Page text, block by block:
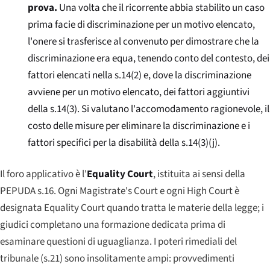
prova. Una volta che il ricorrente abbia stabilito un caso
prima facie di discriminazione per un motivo elencato,
l'onere si trasferisce al convenuto per dimostrare che la
discriminazione era equa, tenendo conto del contesto, dei
fattori elencati nella s.14(2) e, dove la discriminazione
avviene per un motivo elencato, dei fattori aggiuntivi
della s.14(3). Si valutano l'accomodamento ragionevole, il
costo delle misure per eliminare la discriminazione e i
fattori specifici per la disabilità della s.14(3)(j).
Il foro applicativo è l'Equality Court, istituita ai sensi della
PEPUDA s.16. Ogni Magistrate's Courte ogni High Courtè
designata Equality Courtquando tratta le materie della legge; i
giudici completano una formazione dedicata prima di
esaminare questioni di uguaglianza. I poteri rimediali del
tribunale (s.21) sono insolitamente ampi: provvedimenti